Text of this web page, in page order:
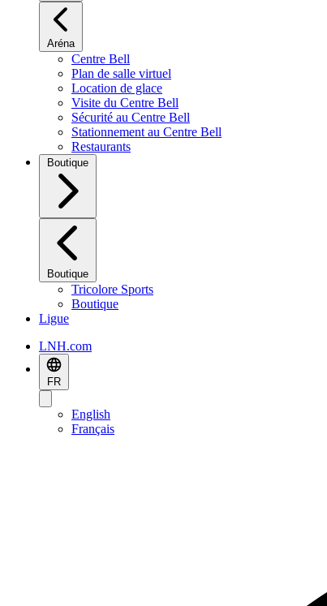
Aréna
Centre Bell
Plan de salle virtuel
Location de glace
Visite du Centre Bell
Sécurité au Centre Bell
Stationnement au Centre Bell
Restaurants
Boutique
Boutique
Tricolore Sports
Boutique
Ligue
LNH.com
FR
English
Français